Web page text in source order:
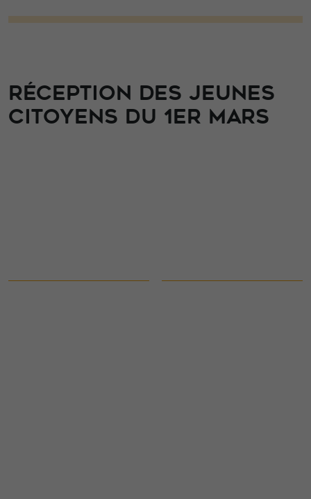
RÉCEPTION DES JEUNES
CITOYENS DU 1ER MARS